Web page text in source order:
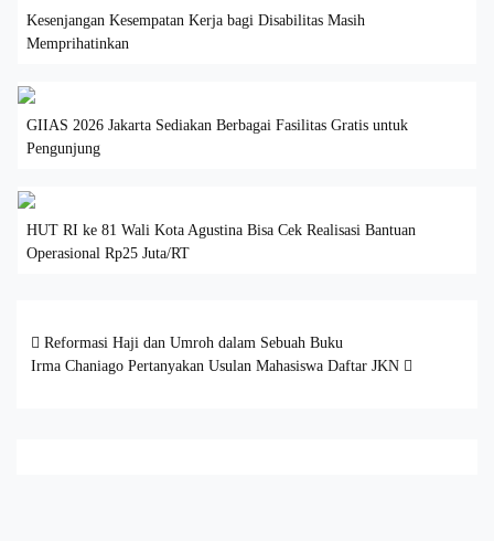
Kesenjangan Kesempatan Kerja bagi Disabilitas Masih
Memprihatinkan
GIIAS 2026 Jakarta Sediakan Berbagai Fasilitas Gratis untuk
Pengunjung
HUT RI ke 81 Wali Kota Agustina Bisa Cek Realisasi Bantuan
Operasional Rp25 Juta/RT
Post navigation
Reformasi Haji dan Umroh dalam Sebuah Buku
Irma Chaniago Pertanyakan Usulan Mahasiswa Daftar JKN